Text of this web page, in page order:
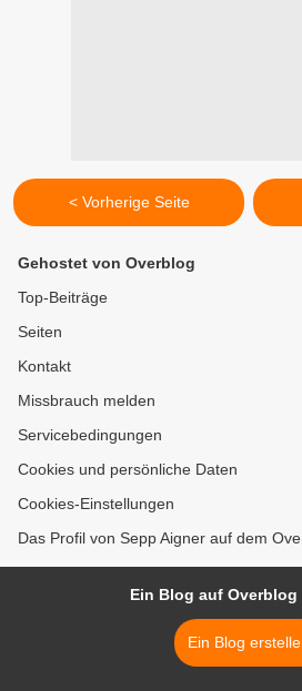
< Vorherige Seite
Gehostet von Overblog
Top-Beiträge
Seiten
Kontakt
Missbrauch melden
Servicebedingungen
Cookies und persönliche Daten
Cookies-Einstellungen
Das Profil von Sepp Aigner auf dem
Ein Blog auf Overblog
Ein Blog